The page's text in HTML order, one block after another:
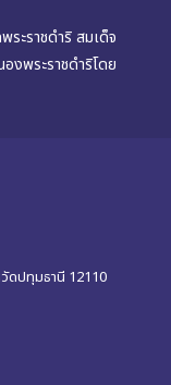
ะราชดำริ สมเด็จ
งพระราชดำริโดย
ดปทุมธานี 12110